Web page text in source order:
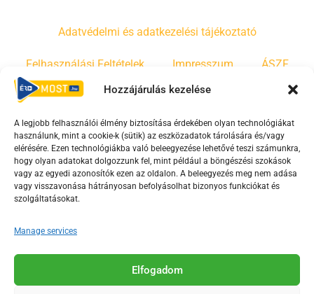
Hozzájárulás kezelése
A legjobb felhasználói élmény biztosítása érdekében olyan technológiákat
használunk, mint a cookie-k (sütik) az eszközadatok tárolására és/vagy
elérésére. Ezen technológiákba való beleegyezése lehetővé teszi számunkra,
hogy olyan adatokat dolgozzunk fel, mint például a böngészési szokások
vagy az egyedi azonosítók ezen az oldalon. A beleegyezés meg nem adása
vagy visszavonása hátrányosan befolyásolhat bizonyos funkciókat és
szolgáltatásokat.
Manage services
Elfogadom
Adatvédelmi és adatkezelési tájékoztató
Felhasználási Feltételek Impresszum ÁSZF
Irányelvek Moderálási szabályzat
F
a
c
e
o
o
-
Y
o
u
t
b
e
s
T
i
k
Az Érd Média médiaszolgáltatási tevékenységét a
Médiatanács a Magyar Média Mecenatúra program